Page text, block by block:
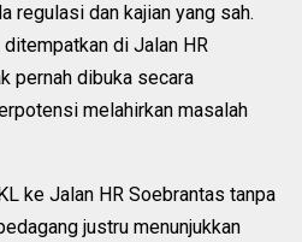
regulasi dan kajian yang sah.
di Jalan HR
pernah dibuka secara
melahirkan masalah
ke Jalan HR Soebrantas tanpa
justru menunjukkan